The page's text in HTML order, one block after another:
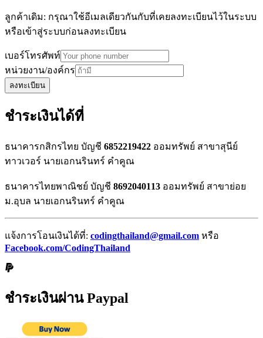
ลูกค้าเดิม: กรุณาใช้อีเมลเดียวกันกับที่เคยลงทะเบียนไว้ในระบบ
หรือเข้าสู่ระบบก่อนลงทะเบียน
เบอร์โทรศัพท์
หน่วยงาน/องค์กร
ลงทะเบียน
ชำระเงินได้ที่
ธนาคารกสิกรไทย บัญชี 6852219422 ออมทรัพย์ สาขาสุนีย์
ทาวเวอร์ นายเอกนรินทร์ คำคูณ
ธนาคารไทยพาณิชย์ บัญชี 8692040113 ออมทรัพย์ สาขาย่อย
ม.อุบล นายเอกนรินทร์ คำคูณ
แจ้งการโอนเงินได้ที่: codingthailand@gmail.com หรือ
Facebook.com/CodingThailand
ชำระเงินผ่าน Paypal